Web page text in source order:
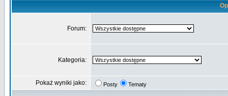
Forum:
Kategoria:
Pokaż wyniki jako: Posty Tematy